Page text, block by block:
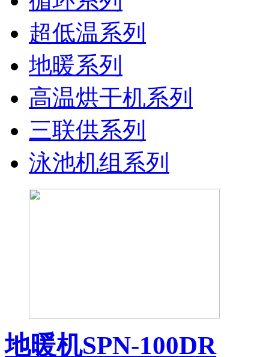
超低温系列
地暖系列
高温烘干机系列
三联供系列
泳池机组系列
地暖机SPN-100DR